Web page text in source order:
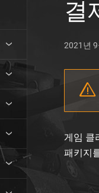
결
2021년
게임 클
패키지